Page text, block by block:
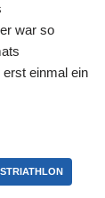
war so
einmal ein